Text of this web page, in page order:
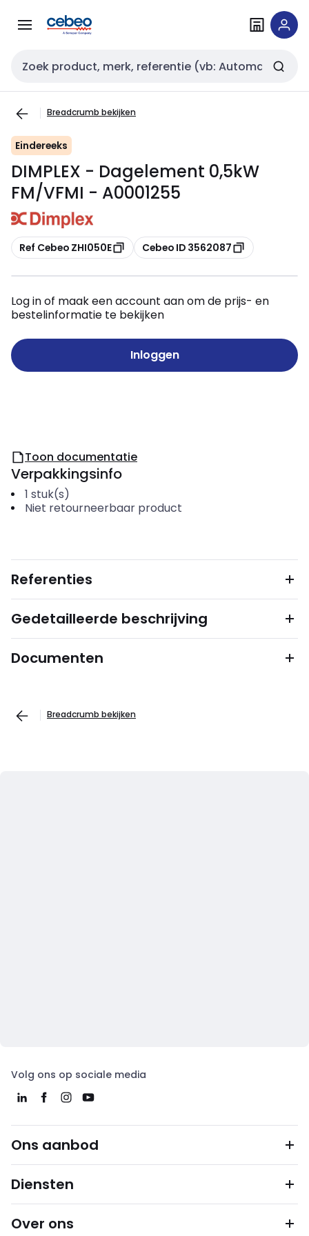
naar
naar
Zoekveld invoer
Breadcrumb bekijken
Eindereeks
DIMPLEX - Dagelement 0,5kW
FM/VFMI - A0001255
Kopiëren
Ref Cebeo ZHI050E Kopiëren
Cebeo ID 3562087
Log in of maak een account aan om de prijs- en
bestelinformatie te bekijken
Inloggen
Toon documentatie
Verpakkingsinfo
1 stuk(s)
Niet retourneerbaar product
Referenties
Gedetailleerde beschrijving
Documenten
Breadcrumb bekijken
Volg ons op sociale media
Ons aanbod
Diensten
Over ons